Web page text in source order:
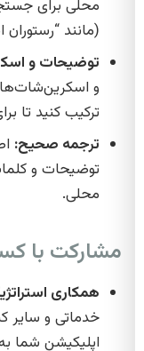
محلی برای
(مانند
توضیحات و
و اسکرین‌شات‌ها
ترکیب کنید تا
ترجمه صحیح:
توضیحات و
محلی.
مشارکت با
همکاری
خدماتی و سایر
اپلیکیشن شما